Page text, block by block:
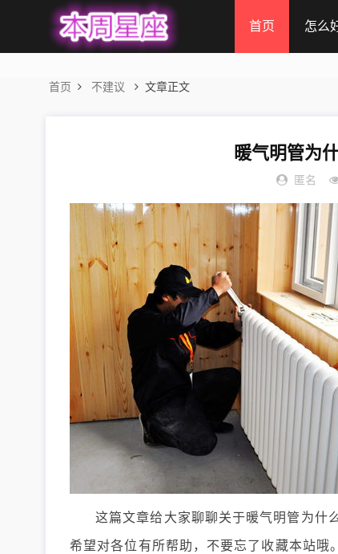
首页 怎么
首页 不建议 文章正文
暖气明管为
匿名
这篇文章给大家聊聊关于暖气明管为什
希望对各位有所帮助，不要忘了收藏本站哦。